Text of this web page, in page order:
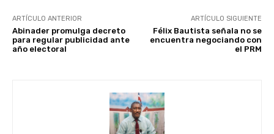
ARTÍCULO ANTERIOR
Abinader promulga decreto
para regular publicidad ante
año electoral
ARTÍCULO SIGUIENTE
Félix Bautista señala no se
encuentra negociando con
el PRM